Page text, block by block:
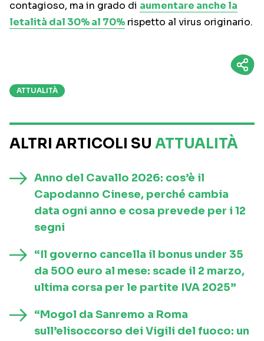
contagioso, ma in grado di aumentare anche la
letalità dal 30% al 70% rispetto al virus originario.
ATTUALITÀ
ALTRI ARTICOLI SU ATTUALITÀ
Anno del Cavallo 2026: cos’è il
Capodanno Cinese, perché cambia
data ogni anno e cosa prevede per i 12
segni
“Il governo cancella il bonus under 35
da 500 euro al mese: scade il 2 marzo,
ultima corsa per le partite IVA 2025”
“Mogol da Sanremo a Roma
sull’elisoccorso dei Vigili del fuoco: un